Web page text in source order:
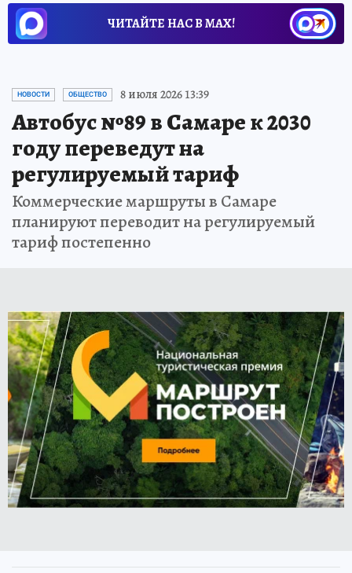
ЧИТАЙТЕ НАС В МАХ!
НОВОСТИ ОБЩЕСТВО 8 июля 2026 13:39
Автобус №89 в Самаре к 2030
году переведут на
регулируемый тариф
Коммерческие маршруты в Самаре
планируют переводит на регулируемый
тариф постепенно